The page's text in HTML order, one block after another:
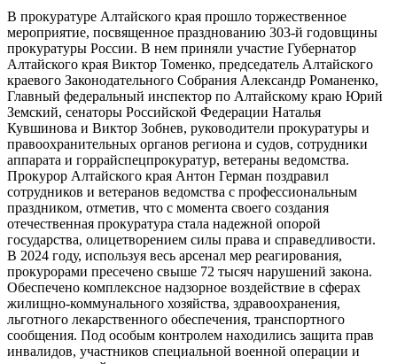
В прокуратуре Алтайского края прошло торжественное
мероприятие, посвященное празднованию 303-й годовщины
прокуратуры России. В нем приняли участие Губернатор
Алтайского края Виктор Томенко, председатель Алтайского
краевого Законодательного Собрания Александр Романенко,
Главный федеральный инспектор по Алтайскому краю Юрий
Земский, сенаторы Российской Федерации Наталья
Кувшинова и Виктор Зобнев, руководители прокуратуры и
правоохранительных органов региона и судов, сотрудники
аппарата и горрайспецпрокуратур, ветераны ведомства.
Прокурор Алтайского края Антон Герман поздравил
сотрудников и ветеранов ведомства с профессиональным
праздником, отметив, что с момента своего создания
отечественная прокуратура стала надежной опорой
государства, олицетворением силы права и справедливости.
В 2024 году, используя весь арсенал мер реагирования,
прокурорами пресечено свыше 72 тысяч нарушений закона.
Обеспечено комплексное надзорное воздействие в сферах
жилищно-коммунального хозяйства, здравоохранения,
льготного лекарственного обеспечения, транспортного
сообщения. Под особым контролем находились защита прав
инвалидов, участников специальной военной операции и